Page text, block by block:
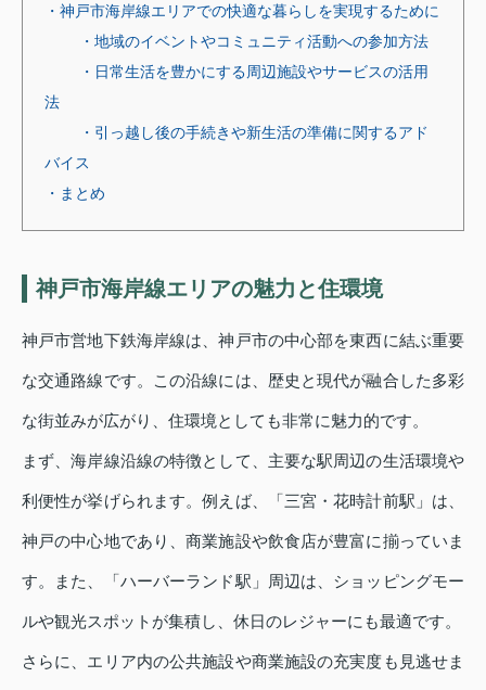
・神戸市海岸線エリアでの快適な暮らしを実現するために
・地域のイベントやコミュニティ活動への参加方法
・日常生活を豊かにする周辺施設やサービスの活用
法
・引っ越し後の手続きや新生活の準備に関するアド
バイス
・まとめ
神戸市海岸線エリアの魅力と住環境
神戸市営地下鉄海岸線は、神戸市の中心部を東西に結ぶ重要
な交通路線です。この沿線には、歴史と現代が融合した多彩
な街並みが広がり、住環境としても非常に魅力的です。
まず、海岸線沿線の特徴として、主要な駅周辺の生活環境や
利便性が挙げられます。例えば、「三宮・花時計前駅」は、
神戸の中心地であり、商業施設や飲食店が豊富に揃っていま
す。また、「ハーバーランド駅」周辺は、ショッピングモー
ルや観光スポットが集積し、休日のレジャーにも最適です。
さらに、エリア内の公共施設や商業施設の充実度も見逃せま